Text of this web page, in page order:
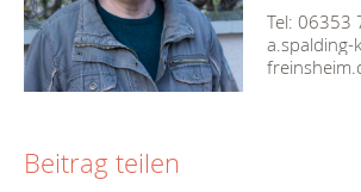
Tel: 06353
a.spalding-
Beitrag teilen